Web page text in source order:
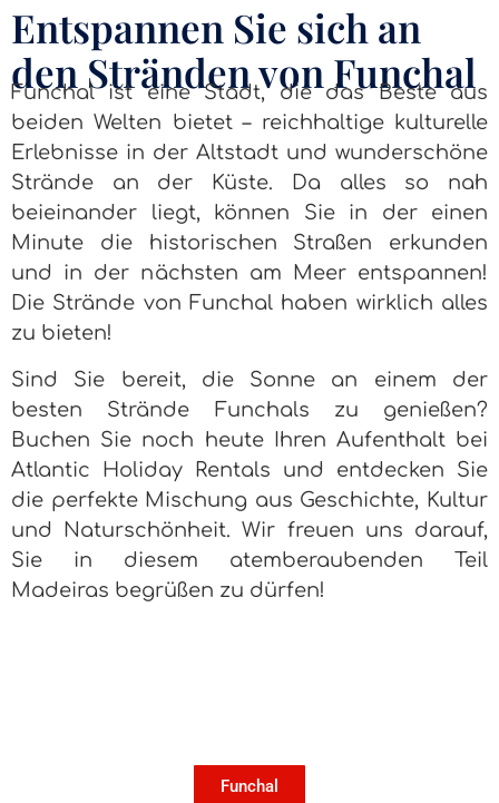
Entspannen Sie sich an
den Stränden von Funchal
Funchal ist eine Stadt, die das Beste aus
beiden Welten bietet – reichhaltige kulturelle
Erlebnisse in der Altstadt und wunderschöne
Strände an der Küste. Da alles so nah
beieinander liegt, können Sie in der einen
Minute die historischen Straßen erkunden
und in der nächsten am Meer entspannen!
Die Strände von Funchal haben wirklich alles
zu bieten!
Sind Sie bereit, die Sonne an einem der
besten Strände Funchals zu genießen?
Buchen Sie noch heute Ihren Aufenthalt bei
Atlantic Holiday Rentals und entdecken Sie
die perfekte Mischung aus Geschichte, Kultur
und Naturschönheit. Wir freuen uns darauf,
Sie in diesem atemberaubenden Teil
Madeiras begrüßen zu dürfen!
Funchal